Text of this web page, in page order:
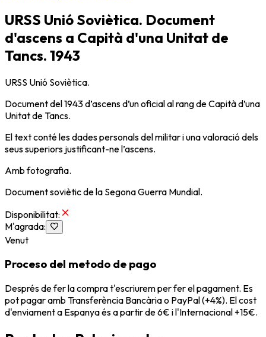
URSS Unió Soviètica. Document
d'ascens a Capità d'una Unitat de
Tancs. 1943
URSS Unió Soviètica.
Document del 1943 d’ascens d’un oficial al rang de Capità d’una
Unitat de Tancs.
El text conté les dades personals del militar i una valoració dels
seus superiors justificant-ne l’ascens.
Amb fotografia.
Document soviètic de la Segona Guerra Mundial.
Disponibilitat:
M'agrada:
Venut
Proceso del metodo de pago
Després de fer la compra t'escriurem per fer el pagament. Es
pot pagar amb Transferència Bancària o PayPal (+4%). El cost
d'enviament a Espanya és a partir de 6€ i l'Internacional +15€.